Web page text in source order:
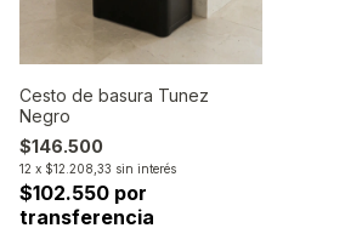
Cesto de basura Tunez
Negro
$146.500
12 x $12.208,33 sin interés
$102.550 por
transferencia